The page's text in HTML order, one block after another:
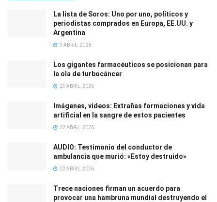
La lista de Soros: Uno por uno, políticos y
periodistas comprados en Europa, EE.UU. y
Argentina
3 ABRIL, 2026
Los gigantes farmacéuticos se posicionan para
la ola de turbocáncer
23 ABRIL, 2026
Imágenes, videos: Extrañas formaciones y vida
artificial en la sangre de estos pacientes
22 ABRIL, 2026
AUDIO: Testimonio del conductor de
ambulancia que murió: «Estoy destruido»
22 ABRIL, 2026
Trece naciones firman un acuerdo para
provocar una hambruna mundial destruyendo el